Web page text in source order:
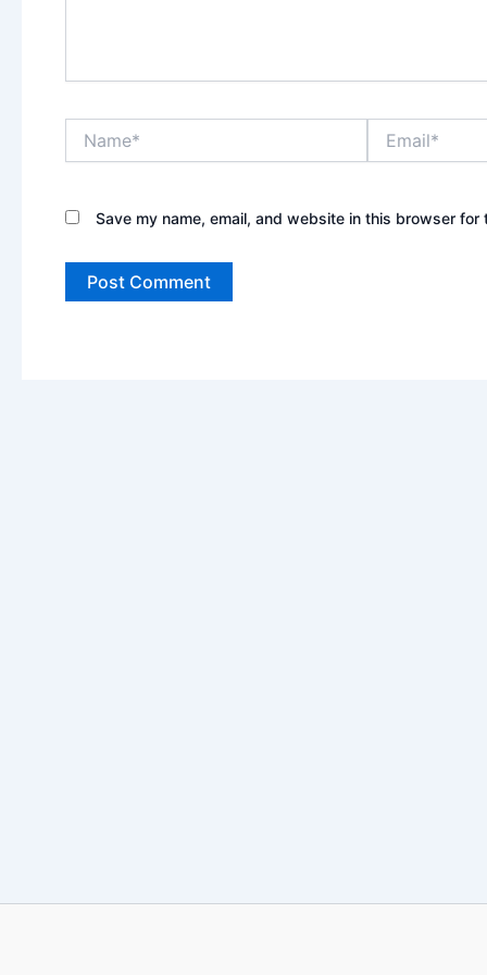
Save my name, email, and website in this browser for